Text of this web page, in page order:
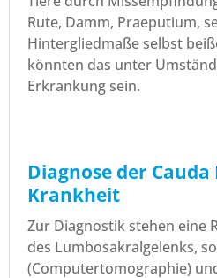
Rute, Damm, Praeputium,
Hintergliedmaße selbst
könnten das unter
Erkrankung sein.
Diagnose der Cauda
Krankheit
Zur Diagnostik stehen eine
des Lumbosakralgelenks,
(Computertomographie)